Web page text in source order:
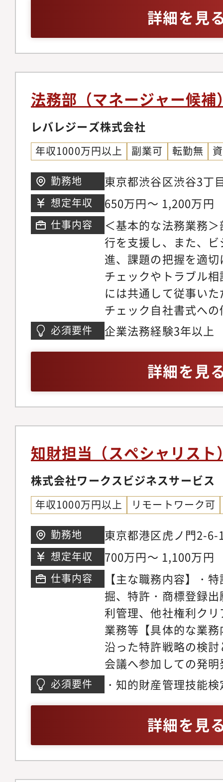
若いということもあ
期的に開いて懇親を
い事務所です。
は会計監査業務経験者
詳細を見
法務部（マネージャー候
レバレジーズ株式会社
年収1000万円以上 副業可 転勤無
勤務地 東京都渋谷区渋谷3
想定年収 650万円～ 1,200万円
仕事内容
＜基本的な法務業務
行を支援し、また、
進、課題の把握を適
チェックやトラブル
には共通して従事い
チェック自社書式へ
式のチェック、新書
類の確認等（一部英
か、状況に応じて顧
援を行っています。
談、折衝支援・同行
者ヒアリング、行政
護士照会等を行い、
ルの「解決」まで伴
早期キャッチアップ
め、メール、Slack、
方法で事業部門とコ
り、適時支援を行っ
チーム＞「ビジネス
務を通じて把握した
めの各種施策を企画
か、実際の審査、契
ロー、ルール策定、
ビジネスの実行を支
策の企画立案、実行
の契約実務のフロー
機会の最大化のため
上等取引先との合意
の作成・締結、実績
く遂行し、その遂行
握整理するための各
必須要件 企業法務経験3年以上
詳細を見
知財担当（スペシャリスト
株式会社ワークスビジネスサービス
年収1000万円以上 リモートワーク可
勤務地
東京都港区虎ノ門2-
ションタワー 10階
想定年収 700万円～ 1,100万円
仕事内容
【主な職務内容】・
掘、特許・商標登録
利管理、他社権利ク
業務等【具体的な業
沿った特許戦略の検
会議へ参加しての発
内手続き、審査請求
内手続き、商標出願
定期的な他社特許文
討、事務所対応等・
成等【業務の魅力】★
必須要件
・知的財産管理技能
業界における業務経験
詳細を見